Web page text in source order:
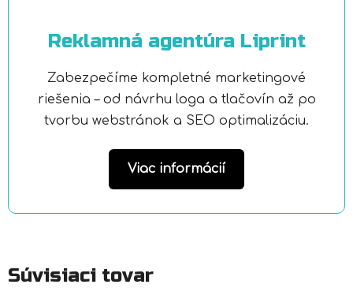
Reklamná agentúra Liprint
Zabezpečíme kompletné marketingové
riešenia – od návrhu loga a tlačovín až po
tvorbu webstránok a SEO optimalizáciu.
Viac informácií
Súvisiaci tovar